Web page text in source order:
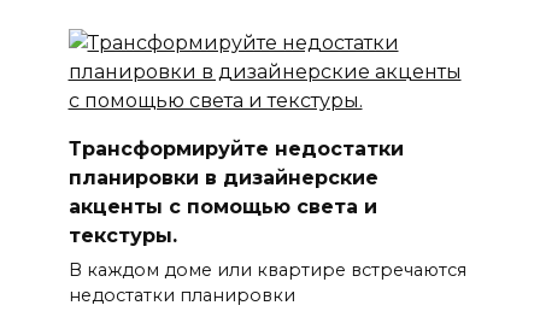
Трансформируйте недостатки
планировки в дизайнерские
акценты с помощью света и
текстуры.
В каждом доме или квартире встречаются
недостатки планировки